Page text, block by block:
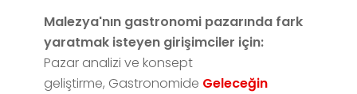
Malezya'nın gastronomi pazarında fark
yaratmak isteyen girişimciler için:
Pazar analizi ve konsept
geliştirme, Gastronomide Geleceğin